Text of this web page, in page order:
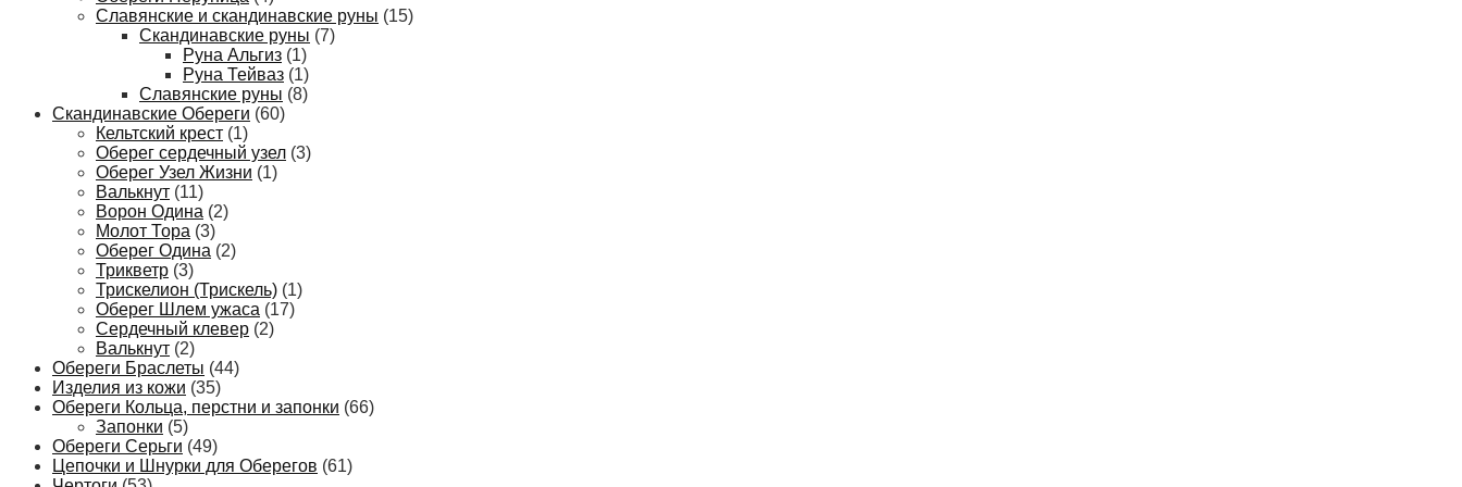
Славянские и скандинавские руны (15)
Скандинавские руны (7)
Руна Альгиз (1)
Руна Тейваз (1)
Славянские руны (8)
Скандинавские Обереги (60)
Кельтский крест (1)
Оберег сердечный узел (3)
Оберег Узел Жизни (1)
Валькнут (11)
Ворон Одина (2)
Молот Тора (3)
Оберег Одина (2)
Трикветр (3)
Трискелион (Трискель) (1)
Оберег Шлем ужаса (17)
Сердечный клевер (2)
Валькнут (2)
Обереги Браслеты (44)
Изделия из кожи (35)
Обереги Кольца, перстни и запонки (66)
Запонки (5)
Обереги Серьги (49)
Цепочки и Шнурки для Оберегов (61)